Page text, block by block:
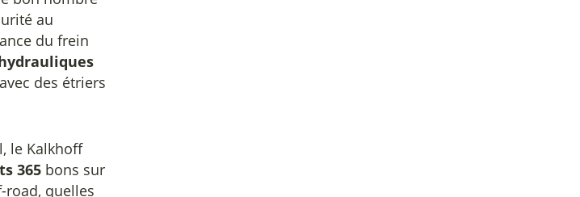
au
du frein
des étriers
le Kalkhoff
365 bons sur
quelles